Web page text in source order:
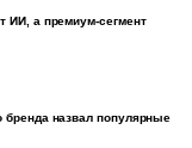
ИИ, а премиум-сегмент
бренда назвал популярные